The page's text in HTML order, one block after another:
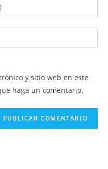
y sitio web en este
haga un comentario.